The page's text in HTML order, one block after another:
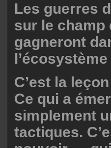
Les guerres
sur le
gagneront
C’est la
Ce qui a
simplement
tactiques.